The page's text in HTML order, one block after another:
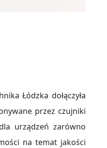
Łódzka dołączyła
przez czujniki
urządzeń zarówno
na temat jakości